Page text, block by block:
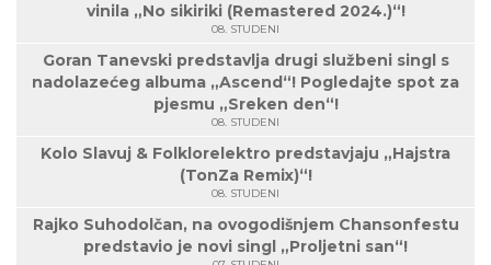
vinila „No sikiriki (Remastered 2024.)“!
08. STUDENI
Goran Tanevski predstavlja drugi službeni singl s
nadolazećeg albuma „Ascend“! Pogledajte spot za
pjesmu „Sreken den“!
08. STUDENI
Kolo Slavuj & Folklorelektro predstavjaju „Hajstra
(TonZa Remix)“!
08. STUDENI
Rajko Suhodolčan, na ovogodišnjem Chansonfestu
predstavio je novi singl „Proljetni san“!